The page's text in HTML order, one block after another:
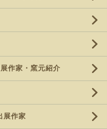
作家・窯元紹介
展作家